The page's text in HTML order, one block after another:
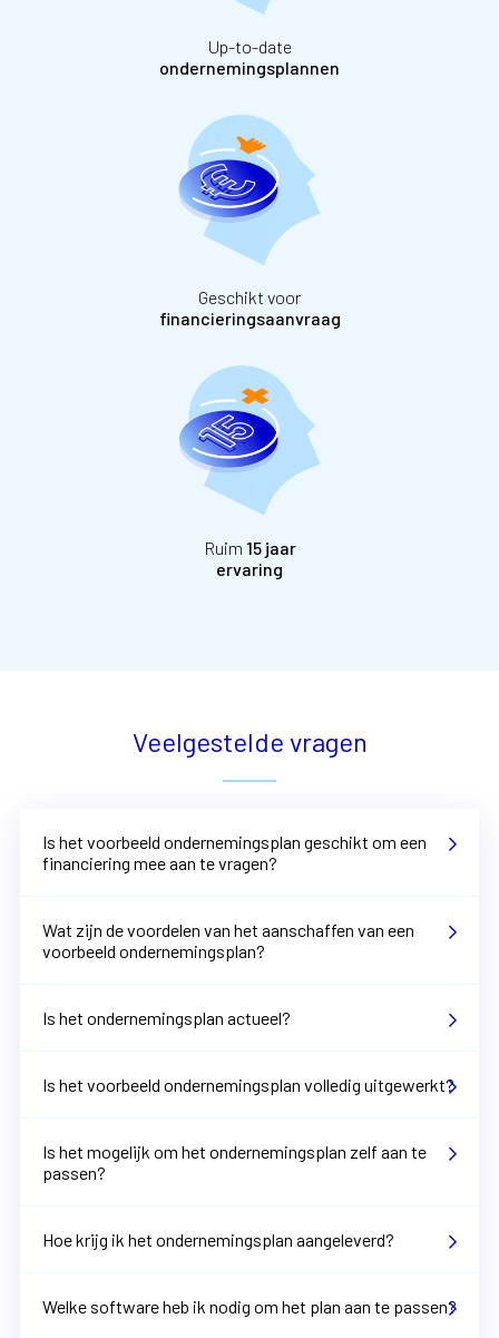
Up-to-date
ondernemingsplannen
Geschikt voor
financieringsaanvraag
Ruim 15 jaar
ervaring
Veelgestelde vragen
Is het voorbeeld ondernemingsplan geschikt om een
financiering mee aan te vragen?
Wat zijn de voordelen van het aanschaffen van een
voorbeeld ondernemingsplan?
Is het ondernemingsplan actueel?
Is het voorbeeld ondernemingsplan volledig uitgewerkt?
Is het mogelijk om het ondernemingsplan zelf aan te
passen?
Hoe krijg ik het ondernemingsplan aangeleverd?
Welke software heb ik nodig om het plan aan te passen?